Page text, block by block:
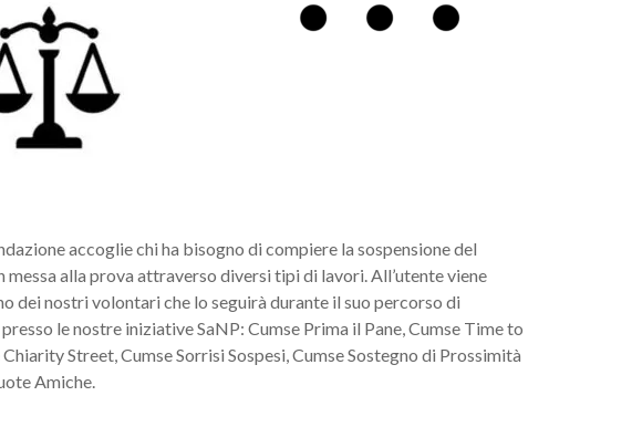
accoglie chi ha bisogno di compiere la sospensione del
messa alla prova attraverso diversi tipi di lavori. All’utente viene
dei nostri volontari che lo seguirà durante il suo percorso di
le nostre iniziative SaNP: Cumse Prima il Pane, Cumse Time to
Chiarity Street, Cumse Sorrisi Sospesi, Cumse Sostegno di Prossimità
Amiche.